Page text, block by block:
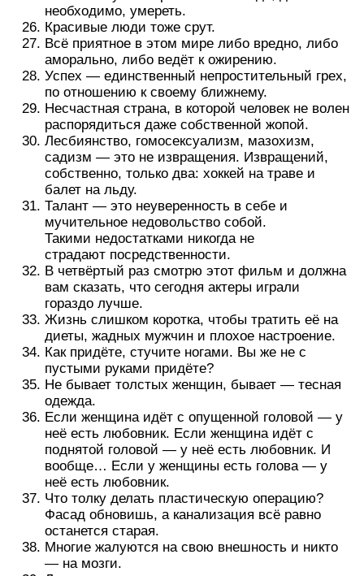
необходимо, умереть.
Красивые люди тоже срут.
Всё приятное в этом мире либо вредно, либо
аморально, либо ведёт к ожирению.
Успех — единственный непростительный грех,
по отношению к своему ближнему.
Несчастная страна, в которой человек не волен
распорядиться даже собственной жопой.
Лесбиянство, гомосексуализм, мазохизм,
садизм — это не извращения. Извращений,
собственно, только два: хоккей на траве и
балет на льду.
Талант — это неуверенность в себе и
мучительное недовольство собой.
Такими недостатками никогда не
страдают посредственности.
В четвёртый раз смотрю этот фильм и должна
вам сказать, что сегодня актеры играли
гораздо лучше.
Жизнь слишком коротка, чтобы тратить её на
диеты, жадных мужчин и плохое настроение.
Как придёте, стучите ногами. Вы же не с
пустыми руками придёте?
Не бывает толстых женщин, бывает — тесная
одежда.
Если женщина идёт с опущенной головой — у
неё есть любовник. Если женщина идёт с
поднятой головой — у неё есть любовник. И
вообще… Если у женщины есть голова — у
неё есть любовник.
Что толку делать пластическую операцию?
Фасад обновишь, а канализация всё равно
останется старая.
Многие жалуются на свою внешность и никто
— на мозги.